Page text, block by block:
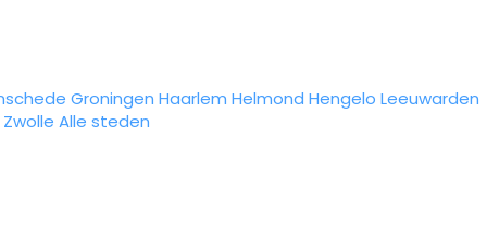
Groningen Haarlem Helmond Hengelo Leeuwarden
Zwolle Alle steden